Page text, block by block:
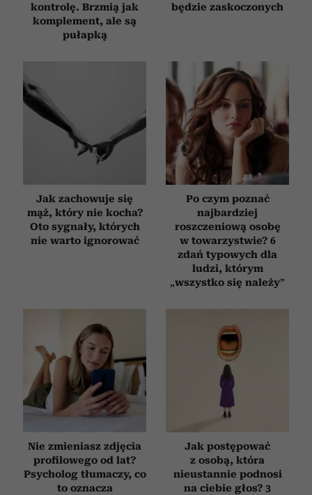
kontrolę. Brzmią jak
komplement, ale są
pułapką
będzie zaskoczonych
Jak zachowuje się
mąż, który nie kocha?
Oto sygnały, których
nie warto ignorować
Po czym poznać
najbardziej
roszczeniową osobę
w towarzystwie? 6
zdań typowych dla
ludzi, którym
„wszystko się należy”
Nie zmieniasz zdjęcia
profilowego od lat?
Psycholog tłumaczy, co
to oznacza
Jak postępować
z osobą, która
nieustannie podnosi
na ciebie głos? 3